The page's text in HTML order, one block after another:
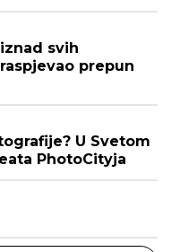
svih
prepun
U Svetom
PhotoCityja